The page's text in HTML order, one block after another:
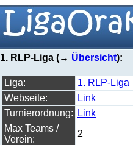
1. RLP-Liga (→ Übersicht):
Liga:
1. RLP-Liga
Webseite:
Link
Turnierordnung:
Link
Max Teams /
Verein:
2